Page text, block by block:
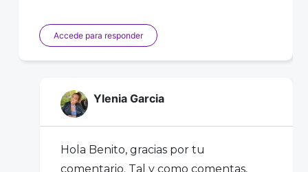
Accede para responder
Ylenia Garcia
Hola Benito, gracias por tu
comentario. Tal y como comentas,